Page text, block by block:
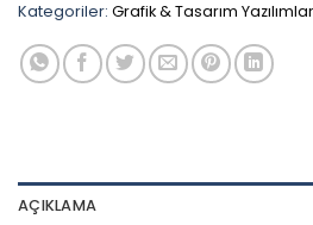
Kategoriler: Grafik & Tasarım
AÇIKLAMA